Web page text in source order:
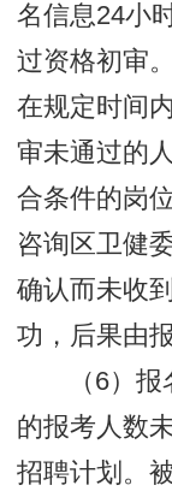
名信息24小
过资格初审
在规定时间
审未通过的
合条件的岗
咨询区卫健
确认而未收
功，后果由
（6）
的报考人数
招聘计划。